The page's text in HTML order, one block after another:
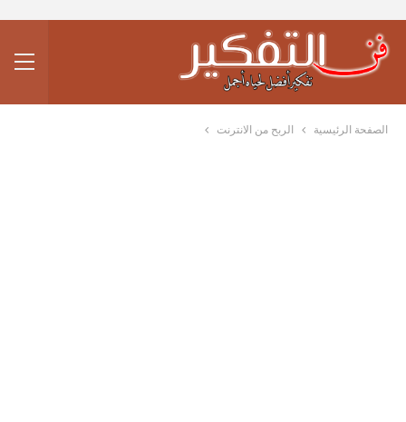
الصفحة الرئيسية الربح من الانترنت